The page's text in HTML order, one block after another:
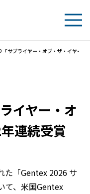
サプライヤー・オブ・ザ・イヤー」
イヤー・オ
連続受賞
た「Gentex 2026 サ
て、米国Gentex